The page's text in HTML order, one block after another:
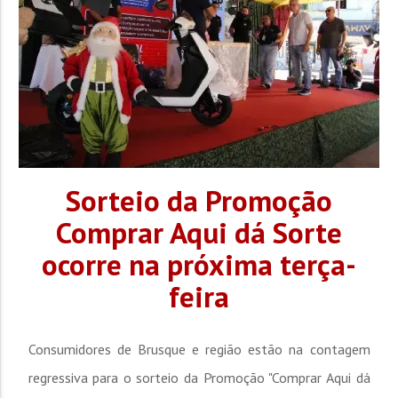
Sorteio da Promoção
Comprar Aqui dá Sorte
ocorre na próxima terça-
feira
Consumidores de Brusque e região estão na contagem
regressiva para o sorteio da Promoção "Comprar Aqui dá